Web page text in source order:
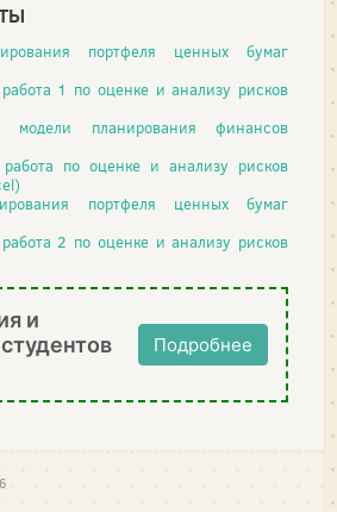
портфеля ценных бумаг
1 по оценке и анализу рисков
модели планирования финансов
работа по оценке и анализу рисков
портфеля ценных бумаг
2 по оценке и анализу рисков
и
Подробнее